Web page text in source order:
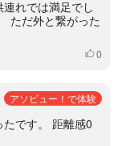
れでは満足でし
ただ外と繋がった
いいね
0
アソビュー！で体験
です。 距離感0